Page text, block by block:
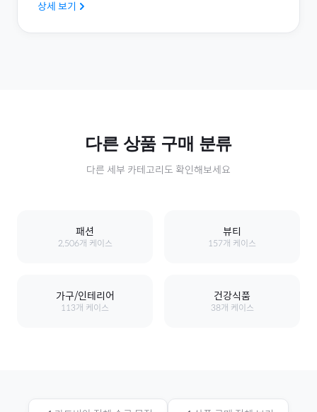
상세 보기
다른 상품 구매 분류
다른 세부 카테고리도 확인해보세요
패션
2,506개 케이스
뷰티
157개 케이스
가구/인테리어
113개 케이스
건강식품
38개 케이스